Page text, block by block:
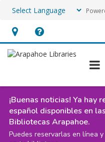
Hours
&
opens
an
overlay
Help,
opens
overlay
¡Buenas noticias! Ya hay
español disponibles en las
Bibliotecas Arapahoe.
Puedes reservarlas en línea